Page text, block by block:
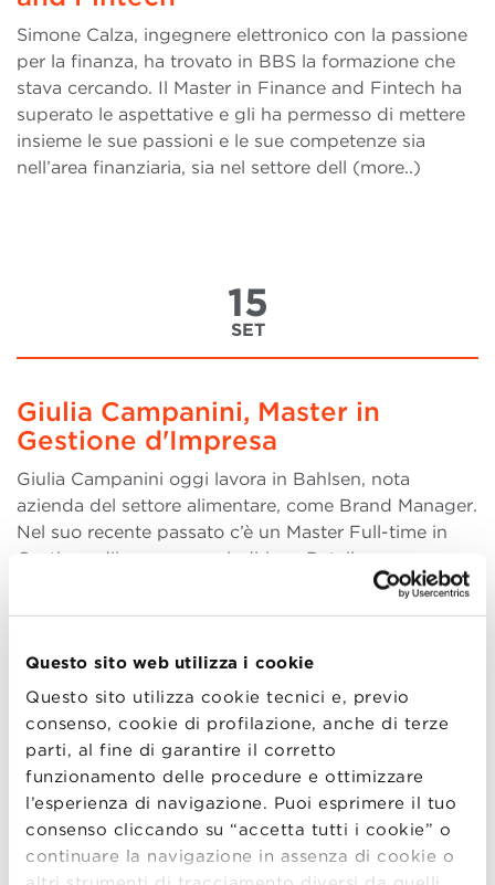
Questo sito web utilizza i cookie
Questo sito utilizza cookie tecnici e, previo
consenso, cookie di profilazione, anche di terze
parti, al fine di garantire il corretto
funzionamento delle procedure e ottimizzare
l’esperienza di navigazione. Puoi esprimere il tuo
consenso cliccando su “accetta tutti i cookie” o
continuare la navigazione in assenza di cookie o
Simone Calza, ingegnere elettronico con la passione
per la finanza, ha trovato in BBS la formazione che
stava cercando. Il Master in Finance and Fintech ha
superato le aspettative e gli ha permesso di mettere
insieme le sue passioni e le sue competenze sia
nell’area finanziaria, sia nel settore dell (more..)
15
SET
Giulia Campanini, Master in
Gestione d'Impresa
Giulia Campanini oggi lavora in Bahlsen, nota
azienda del settore alimentare, come Brand Manager.
Nel suo recente passato c’è un Master Full-time in
Gestione d’impresa con indirizzo Retail
Management and E-Commerce in BBS, del quale ha
apprezzato, in particolare, la “capacità di proiettarti
09
LUG